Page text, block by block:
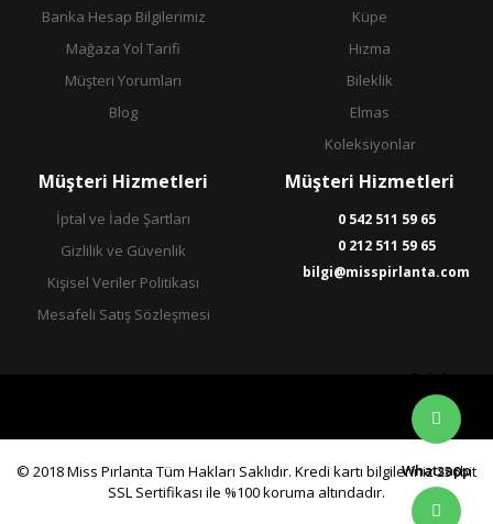
Banka Hesap Bilgilerimiz
Mağaza Yol Tarifi
Müşteri Yorumları
Blog
Küpe
Hızma
Bileklik
Elmas
Koleksiyonlar
Müşteri Hizmetleri
İptal ve İade Şartları
Gizlilik ve Güvenlik
Kişisel Veriler Politikası
Mesafeli Satış Sözleşmesi
Müşteri Hizmetleri
0 542 511 59 65
0 212 511 59 65
bilgi@misspirlanta.com
© 2018 Miss Pırlanta Tüm Hakları Saklıdır. Kredi kartı bilgileriniz 256bit
SSL Sertifikası ile %100 koruma altındadır.
Whatsapp